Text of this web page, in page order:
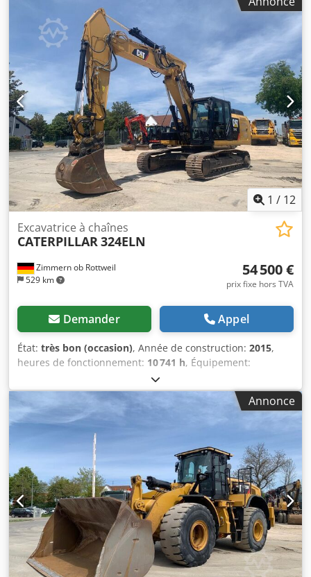
CATERPILLAR 963-12A Année de fabrication : 2022 Heures
de fonctionnement : 2 110 heures Cabine fermée
Climatisation Radio Caméra de recul Système de
lubrification centralisée Godet avec dents Djdpeyidn Tofx
Alisck Trains de roulement en bon état (environ 90 %)
Plaques de base : 550 mm de large Moteur CAT C7.1 de
168,9 kW Soupape de vérin de ripage Conformité CE/EPA
Poids en ordre de marche : 20 tonnes.
1 / 12
Zimmern ob Rottweil
529 km
Excavatrice à chaînes
CATERPILLAR324ELN
54 500 €
prix fixe hors TVA
Demander Appel
État: très bon (occasion), Année de construction: 2015,
heures de fonctionnement: 10 741 h, Équipement:
, CATERPILLAR 324ELN Année de fabrication :
2015 Heures de fonctionnement : 10 741 heures Cabine
fermée Climatisation Radio Caméra de recul Flèche à
déport variable Longueur du bras : 3,10 m Circuit
hydraulique complet (pour marteau, grappin et ciseaux)
Système de changement rapide OQ70/55 1 godet –
900 mm de large État du train de roulement : environ 60 à
70 % Plaques de base de 600 mm de large Moteur CAT 7.1
de 151 kW Dcsdpfxjzl Dt No Aliek Système de lubrification
centralisée Conformité CE Poids en ordre de marche :
26,2 tonnes
Annonce